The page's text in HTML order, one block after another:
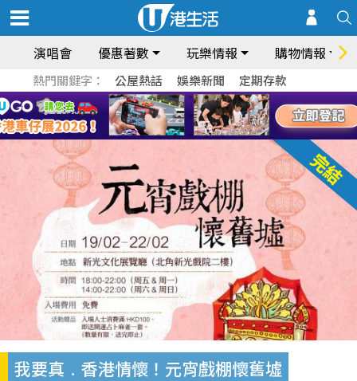
演唱會 優惠著數 玩樂情報 購物情報
熱門關鍵字： 公屋熱話 娛樂新聞 定期存款
我要真﹒香港情懷！元宵戲棚懷舊墟